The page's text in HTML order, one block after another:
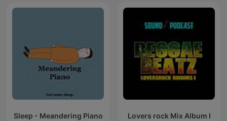
Sleep - Meandering Piano Lovers rock Mix Album I